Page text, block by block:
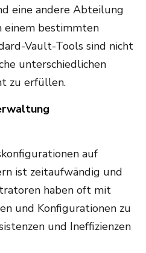
eine andere Abteilung
bestimmten
Vault-Tools sind nicht
unterschiedlichen
zu erfüllen.
auf
ist zeitaufwändig und
haben oft mit
und Konfigurationen zu
und Ineffizienzen